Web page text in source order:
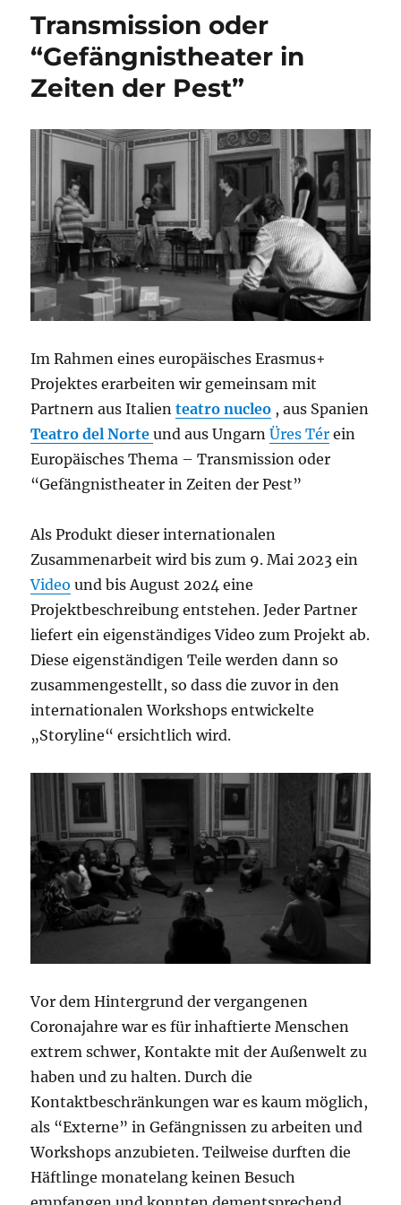
Transmission oder
“Gefängnistheater in
Zeiten der Pest”
Im Rahmen eines europäisches Erasmus+
Projektes erarbeiten wir gemeinsam mit
Partnern aus Italienteatro nucleo , aus Spanien
Teatro del Norte und aus UngarnÜres Tér ein
Europäisches Thema – Transmission oder
“Gefängnistheater in Zeiten der Pest”
Als Produkt dieser internationalen
Zusammenarbeit wird bis zum 9. Mai 2023 ein
Video und bis August 2024 eine
Projektbeschreibung entstehen. Jeder Partner
liefert ein eigenständiges Video zum Projekt ab.
Diese eigenständigen Teile werden dann so
zusammengestellt, so dass die zuvor in den
internationalen Workshops entwickelte
„Storyline“ ersichtlich wird.
Vor dem Hintergrund der vergangenen
Coronajahre war es für inhaftierte Menschen
extrem schwer, Kontakte mit der Außenwelt zu
haben und zu halten. Durch die
Kontaktbeschränkungen war es kaum möglich,
als “Externe” in Gefängnissen zu arbeiten und
Workshops anzubieten. Teilweise durften die
Häftlinge monatelang keinen Besuch